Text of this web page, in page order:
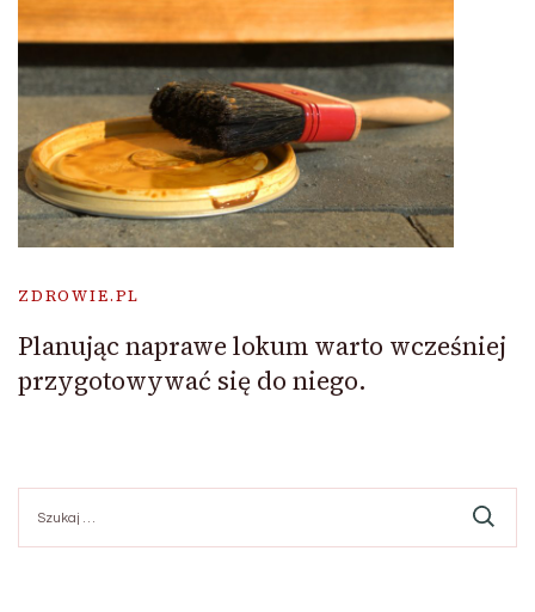
ZDROWIE.PL
Planując naprawe lokum warto wcześniej
przygotowywać się do niego.